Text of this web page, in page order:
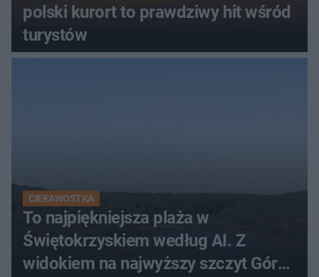
polski kurort to prawdziwy hit wśród
turystów
CIEKAWOSTKA
To najpiękniejsza plaża w
Świętokrzyskiem według AI. Z
widokiem na najwyższy szczyt Gór